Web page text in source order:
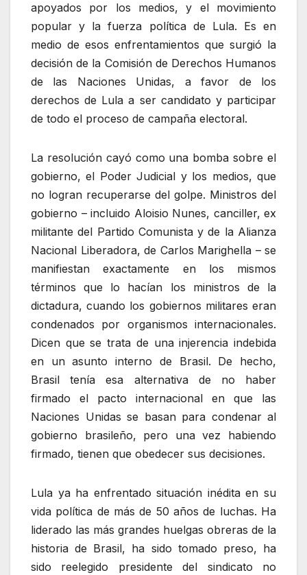
apoyados por los medios, y el movimiento
popular y la fuerza política de Lula. Es en
medio de esos enfrentamientos que surgió la
decisión de la Comisión de Derechos Humanos
de las Naciones Unidas, a favor de los
derechos de Lula a ser candidato y participar
de todo el proceso de campaña electoral.
La resolución cayó como una bomba sobre el
gobierno, el Poder Judicial y los medios, que
no logran recuperarse del golpe. Ministros del
gobierno – incluido Aloisio Nunes, canciller, ex
militante del Partido Comunista y de la Alianza
Nacional Liberadora, de Carlos Marighella – se
manifiestan exactamente en los mismos
términos que lo hacían los ministros de la
dictadura, cuando los gobiernos militares eran
condenados por organismos internacionales.
Dicen que se trata de una injerencia indebida
en un asunto interno de Brasil. De hecho,
Brasil tenía esa alternativa de no haber
firmado el pacto internacional en que las
Naciones Unidas se basan para condenar al
gobierno brasileño, pero una vez habiendo
firmado, tienen que obedecer sus decisiones.
Lula ya ha enfrentado situación inédita en su
vida política de más de 50 años de luchas. Ha
liderado las más grandes huelgas obreras de la
historia de Brasil, ha sido tomado preso, ha
sido reelegido presidente del sindicato no